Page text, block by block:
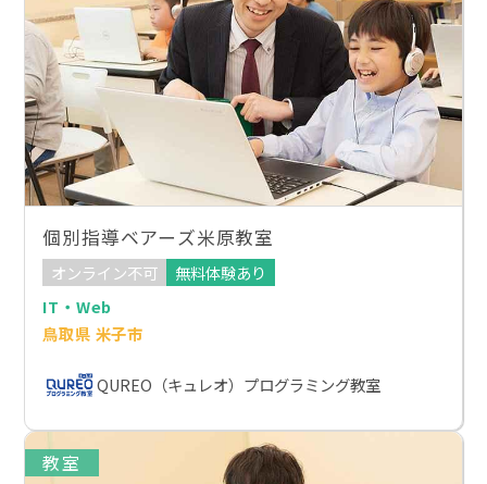
個別指導ベアーズ米原教室
オンライン不可
無料体験あり
IT・Web
鳥取県 米子市
QUREO（キュレオ）プログラミング教室
教室